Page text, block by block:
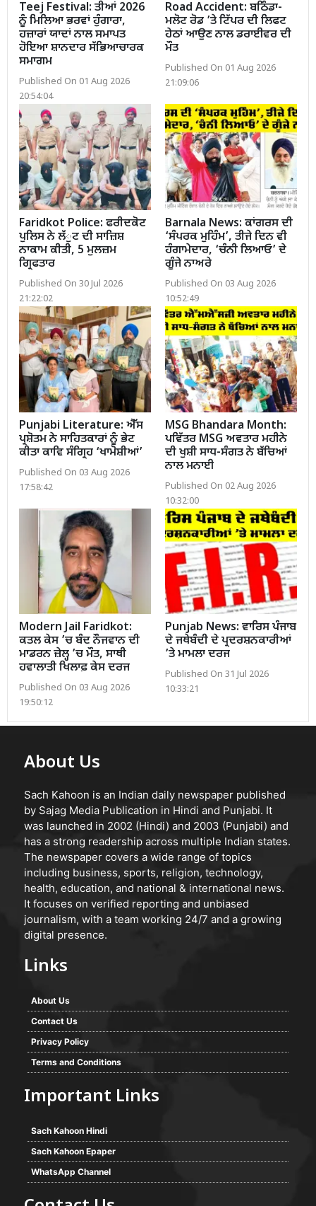
Teej Festival: ਤੀਆਂ 2026
ਨੂੰ ਮਿਲਿਆ ਭਰਵਾਂ ਹੁੰਗਾਰਾ,
ਹਜ਼ਾਰਾਂ ਯਾਦਾਂ ਨਾਲ ਸਮਾਪਤ
ਹੋਇਆ ਸ਼ਾਨਦਾਰ ਸੱਭਿਆਚਾਰਕ
ਸਮਾਗਮ
Published On 01 Aug 2026
20:54:04
Road Accident: ਬਠਿੰਡਾ-
ਮਲੋਟ ਰੋਡ ’ਤੇ ਟਿੱਪਰ ਦੀ ਲਿਫਟ
ਹੇਠਾਂ ਆਉਣ ਨਾਲ ਡਰਾਈਵਰ ਦੀ
ਮੌਤ
Published On 01 Aug 2026
21:09:06
Faridkot Police: ਫਰੀਦਕੋਟ
ਪੁਲਿਸ ਨੇ ਲੱੁਟ ਦੀ ਸਾਜ਼ਿਸ਼
ਨਾਕਾਮ ਕੀਤੀ, 5 ਮੁਲਜ਼ਮ
ਗ੍ਰਿਫਤਾਰ
Published On 30 Jul 2026
21:22:02
Barnala News: ਕਾਂਗਰਸ ਦੀ
‘ਸੰਪਰਕ ਮੁਹਿੰਮ’, ਤੀਜੇ ਦਿਨ ਵੀ
ਹੰਗਾਮੇਦਾਰ, ‘ਚੰਨੀ ਲਿਆਓ’ ਦੇ
ਗੂੰਜੇ ਨਾਅਰੇ
Published On 03 Aug 2026
10:52:49
Punjabi Literature: ਐੱਸ
ਪ੍ਰਸ਼ੋਤਮ ਨੇ ਸਾਹਿਤਕਾਰਾਂ ਨੂੰ ਭੇਟ
ਕੀਤਾ ਕਾਵਿ ਸੰਗ੍ਰਿਹ ‘ਖਾਮੋਸ਼ੀਆਂ’
Published On 03 Aug 2026
17:58:42
MSG Bhandara Month:
ਪਵਿੱਤਰ MSG ਅਵਤਾਰ ਮਹੀਨੇ
ਦੀ ਖੁਸ਼ੀ ਸਾਧ-ਸੰਗਤ ਨੇ ਬੱਚਿਆਂ
ਨਾਲ ਮਨਾਈ
Published On 02 Aug 2026
10:32:00
Modern Jail Faridkot:
ਕਤਲ ਕੇਸ ’ਚ ਬੰਦ ਨੌਜਵਾਨ ਦੀ
ਮਾਡਰਨ ਜ਼ੇਲ੍ਹ ’ਚ ਮੌਤ, ਸਾਥੀ
ਹਵਾਲਾਤੀ ਖਿਲਾਫ਼ ਕੇਸ ਦਰਜ
Published On 03 Aug 2026
19:50:12
Punjab News: ਵਾਰਿਸ ਪੰਜਾਬ
ਦੇ ਜਥੇਬੰਦੀ ਦੇ ਪ੍ਰਦਰਸ਼ਨਕਾਰੀਆਂ
’ਤੇ ਮਾਮਲਾ ਦਰਜ
Published On 31 Jul 2026
10:33:21
About Us
Sach Kahoon is an Indian daily newspaper published
by Sajag Media Publication in Hindi and Punjabi. It
was launched in 2002 (Hindi) and 2003 (Punjabi) and
has a strong readership across multiple Indian states.
The newspaper covers a wide range of topics
including business, sports, religion, technology,
health, education, and national & international news.
It focuses on verified reporting and unbiased
journalism, with a team working 24/7 and a growing
digital presence.
Links
About Us
Contact Us
Privacy Policy
Terms and Conditions
Important Links
Sach Kahoon Hindi
Sach Kahoon Epaper
WhatsApp Channel